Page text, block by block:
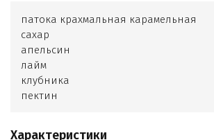
патока крахмальная карамельная
сахар
апельсин
лайм
клубника
пектин
Характеристики